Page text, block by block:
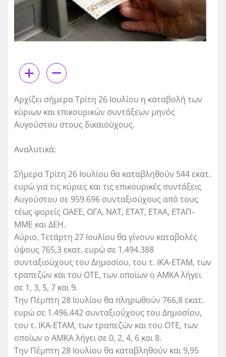
Αρχίζει σήμερα Τρίτη 26 Ιουλίου η καταβολή των
κύριων και επικουρικών συντάξεων μηνός
Αυγούστου στους δικαιούχους.
Αναλυτικά:
Σήμερα Τρίτη 26 Ιουλίου θα καταβληθούν 544 εκατ.
ευρώ για τις κύριες και τις επικουρικές συντάξεις
Αυγούστου σε 959.696 συνταξιούχους από τους
τέως φορείς ΟΑΕΕ, ΟΓΑ, ΝΑΤ, ΕΤΑΤ, ΕΤΑΑ, ΕΤΑΠ-
ΜΜΕ και ΔΕΗ.
Αύριο, Τετάρτη 27 Ιουλίου θα γίνουν καταβολές
ύψους 765,3 εκατ. ευρώ σε 1.494.388
συνταξιούχους του Δημοσίου, του τ. ΙΚΑ-ΕΤΑΜ, των
τραπεζών και του ΟΤΕ, των οποίων ο ΑΜΚΑ λήγει
σε 1, 3, 5, 7 και 9.
Την Πέμπτη 28 Ιουλίου θα πληρωθούν 766,8 εκατ.
ευρώ σε 1.496.442 συνταξιούχους του Δημοσίου,
του τ. ΙΚΑ-ΕΤΑΜ, των τραπεζών και του ΟΤΕ, των
οποίων ο ΑΜΚΑ λήγει σε 0, 2, 4, 6 και 8.
Την Πέμπτη 28 Ιουλίου θα καταβληθούν και 9,95